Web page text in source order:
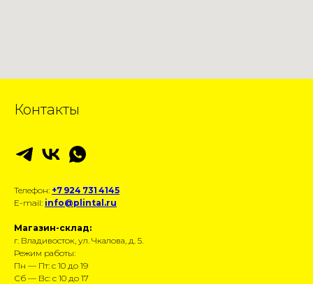
Контакты
Телефон: +7 924 731 4145
E-mail: info@plintal.ru
Магазин-склад:
г. Владивосток, ул. Чкалова, д. 5.
Режим работы:
Пн — Пт: с 10 до 19
Сб — Вс: с 10 до 17